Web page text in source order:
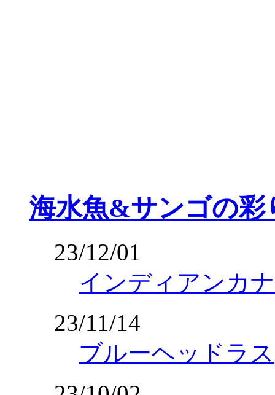
海水魚&サンゴの
23/12/01
インディアンカ
23/11/14
ブルーヘッドラス